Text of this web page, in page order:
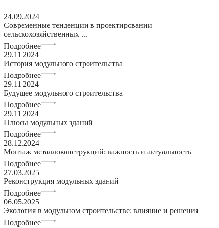
24.09.2024
Современные тенденции в проектировании
сельскохозяйственных ...
Подробнее
29.11.2024
История модульного строительства
Подробнее
29.11.2024
Будущее модульного строительства
Подробнее
29.11.2024
Плюсы модульных зданий
Подробнее
28.12.2024
Монтаж металлоконструкций: важность и актуальность
Подробнее
27.03.2025
Реконструкция модульных зданий
Подробнее
06.05.2025
Экология в модульном строительстве: влияние и решения
Подробнее